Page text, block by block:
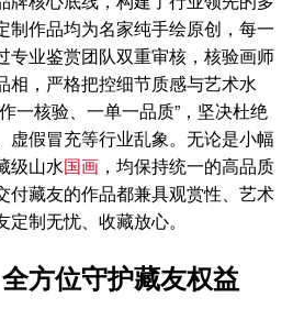
制作品均为名家纯手绘原创，每一
专业鉴赏团队双重审核，核验画师
相，严格把控细节质感与艺术水
一核验、一单一品质”，坚决杜绝
虚假冒充等行业乱象。无论是小幅
级山水国画 ，均保持统一的高品质
付藏友的作品都兼具观赏性、艺术
制无忧、收藏放心。
方位守护藏友权益